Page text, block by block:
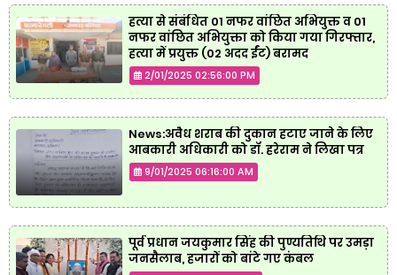
हत्या से संबंधित 01 नफर वांछित अभियुक्त व 01
नफर वांछित अभियुक्ता को किया गया गिरफ्तार,
हत्या में प्रयुक्त (02 अदद ईंट) बरामद
2/01/2025 02:56:00 PM
News:अवैध शराब की दुकान हटाए जाने के लिए
आबकारी अधिकारी को डॉ. हरेराम ने लिखा पत्र
9/01/2025 06:16:00 AM
पूर्व प्रधान जयकुमार सिंह की पुण्यतिथि पर उमड़ा
जनसैलाब, हजारों को बांटे गए कंबल